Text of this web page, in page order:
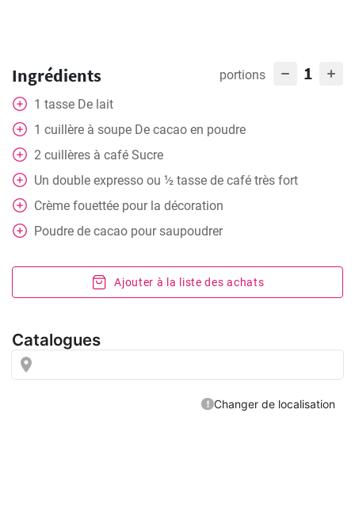
Ingrédients portions 1
1 tasse De lait
1 cuillère à soupe De cacao en poudre
2 cuillères à café Sucre
Un double expresso ou ½ tasse de café très fort
Crème fouettée pour la décoration
Poudre de cacao pour saupoudrer
Ajouter à la liste des achats